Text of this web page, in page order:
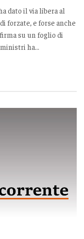
dato il via libera al
forzate, e forse anche
su un foglio di
ha...